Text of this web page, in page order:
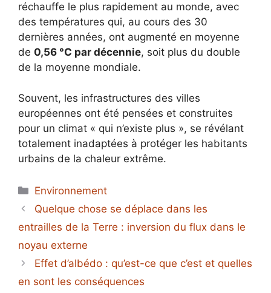
réchauffe le plus rapidement au monde, avec
des températures qui, au cours des 30
dernières années, ont augmenté en moyenne
de 0,56 °C par décennie, soit plus du double
de la moyenne mondiale.
Souvent, les infrastructures des villes
européennes ont été pensées et construites
pour un climat « qui n’existe plus », se révélant
totalement inadaptées à protéger les habitants
urbains de la chaleur extrême.
Catégories
Environnement
Quelque chose se déplace dans les
entrailles de la Terre : inversion du flux dans le
noyau externe
Effet d’albédo : qu’est-ce que c’est et quelles
en sont les conséquences